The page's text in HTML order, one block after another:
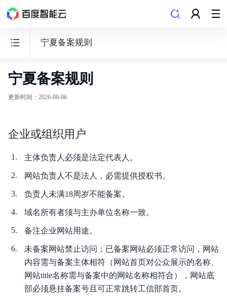
宁夏备案规则
ICP
备
务
功能发布记录
产品简介
通过PC端进行备案
通过百度智能云APP进行ICP备案
宁夏备案规则
更新时间 ： 2026-08-06
企业或组织用户
主体负责人必须是法定代表人。
网站负责人不是法人，必需提供授权书。
负责人未满18周岁不能备案。
域名所有者须与主办单位名称一致。
备注企业网站用途。
未备案网站禁止访问；已备案网站必须正常访问，网站
内容需与备案主体相符（网站首页对公众展示的名称、
网站title名称需与备案中的网站名称相符合），网站底
部必须悬挂备案号且可正常跳转工信部首页。